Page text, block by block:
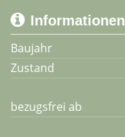
Informationen
Baujahr
Zustand
bezugsfrei ab